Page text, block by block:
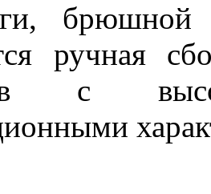
брюшной
ручная
с